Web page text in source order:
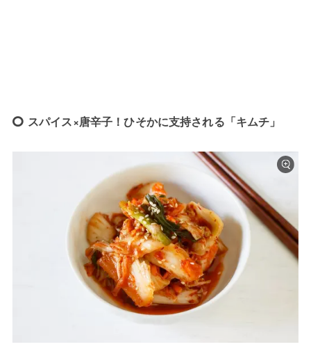
スパイス×唐辛子！ひそかに支持される「キムチ」